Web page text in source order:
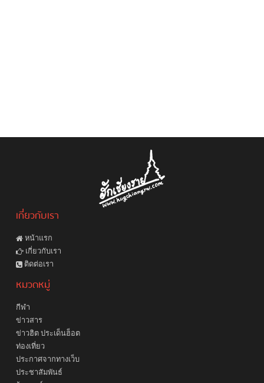
เกี่ยวกับเรา
หน้าแรก
เกี่ยวกับเรา
ติดต่อเรา
หมวดหมู่
กีฬา
ข่าวสาร
ข่าวฮิต ประเด็นฮ็อต
ท่องเที่ยว
ประกาศจากทางเว็บ
ประชาสัมพันธ์